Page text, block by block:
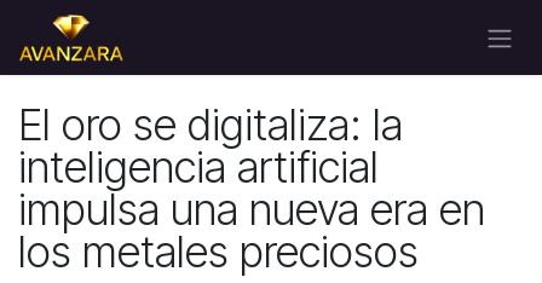
Ir al contenido
El oro se digitaliza: la
inteligencia artificial
impulsa una nueva era en
los metales preciosos